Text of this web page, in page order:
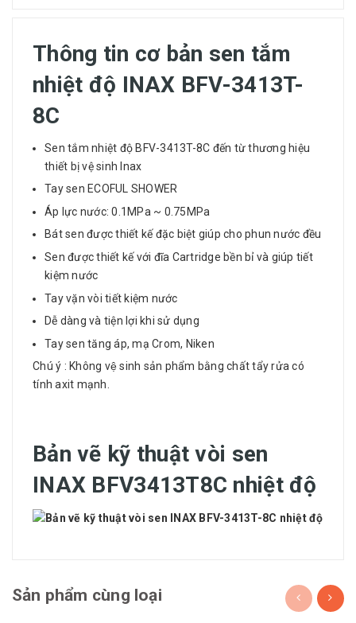
Thông tin cơ bản sen tắm
nhiệt độ INAX BFV-3413T-
8C
Sen tắm nhiệt độ BFV-3413T-8C đến từ thương hiệu
thiết bị vệ sinh Inax
Tay sen ECOFUL SHOWER
Áp lực nước: 0.1MPa ~ 0.75MPa
Bát sen được thiết kế đặc biệt giúp cho phun nước đều
Sen được thiết kế với đĩa Cartridge bền bỉ và giúp tiết
kiệm nước
Tay vặn vòi tiết kiệm nước
Dễ dàng và tiện lợi khi sử dụng
Tay sen tăng áp, mạ Crom, Niken
Chú ý : Không vệ sinh sản phẩm bằng chất tẩy rửa có
tính axit mạnh.
Bản vẽ kỹ thuật vòi sen
INAX BFV3413T8C nhiệt độ
Sản phẩm cùng loại